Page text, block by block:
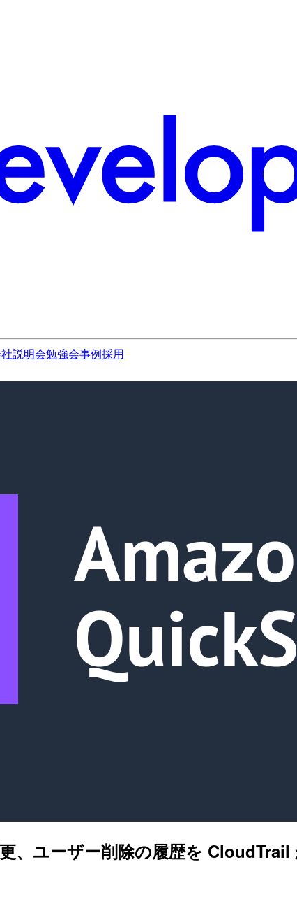
説明会勉強会事例採用
、ユーザー削除の履歴を CloudTrail